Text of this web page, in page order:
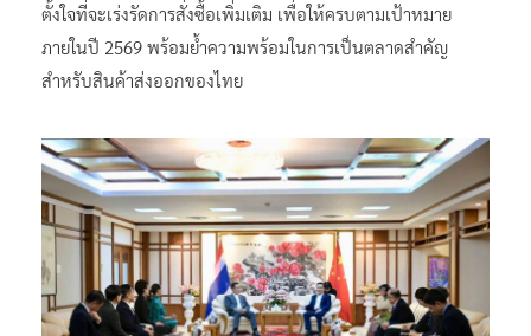
ตั้งใจที่จะเร่งรัดการสั่งซื้อเพิ่มเติม เพื่อให้ครบตามเป้าหมาย
ภายในปี 2569 พร้อมย้ำความพร้อมในการเป็นตลาดสำคัญ
สำหรับสินค้าส่งออกของไทย